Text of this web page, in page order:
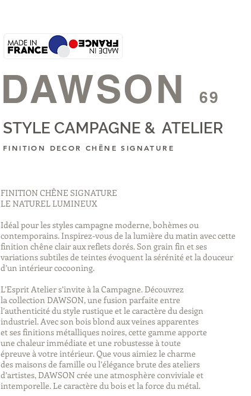
DAWSON 69
STYLE CAMPAGNE & ATELIER
FINITION DECOR CHËNE SIGNATURE
FINITION CHÊNE SIGNATURE
LE NATUREL LUMINEUX
Idéal pour les styles campagne moderne, bohèmes ou
contemporains. Inspirez-vous de la lumière du matin avec cette
finition chêne clair aux reflets dorés. Son grain fin et ses
variations subtiles de teintes évoquent la sérénité et la douceur
d’un intérieur cocooning.
L’Esprit Atelier s’invite à la Campagne. Découvrez
la collection DAWSON, une fusion parfaite entre
l’authenticité du style rustique et le caractère du design
industriel. Avec son bois blond aux veines apparentes
et ses finitions métalliques noires, cette gamme apporte
une chaleur immédiate et une robustesse à toute
épreuve à votre intérieur. Que vous aimiez le charme
des maisons de famille ou l’élégance brute des ateliers
d’artistes, DAWSON crée une atmosphère conviviale et
intemporelle. Le caractère du bois et la force du métal.